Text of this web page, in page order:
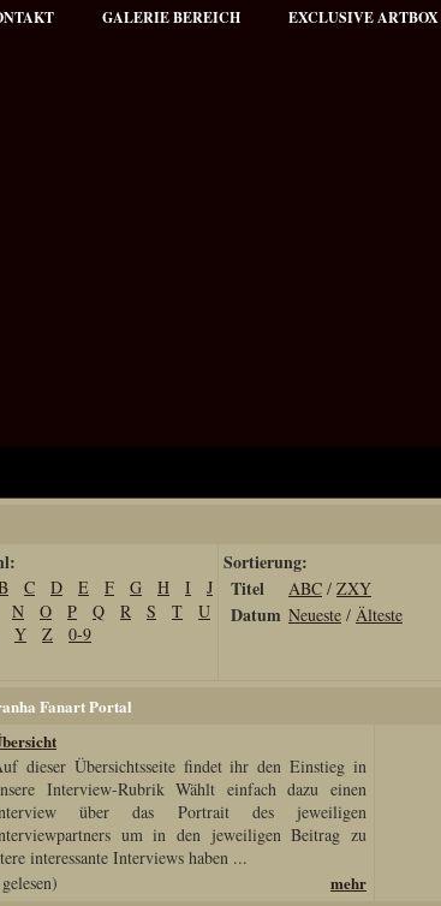
GALERIE BEREICH EXCLUSIVE ARTBOX
C D E F G H I
J
N O P Q R S T
U
Y Z 0-9
Sortierung:
Titel
ABC / ZXY
Datum Neueste / Älteste
Fanart Portal
dieser Übersichtsseite findet ihr den Einstieg in
Interview-Rubrik Wählt einfach dazu einen
über das Portrait des jeweiligen
um in den jeweiligen Beitrag zu
interessante Interviews haben ...
mehr